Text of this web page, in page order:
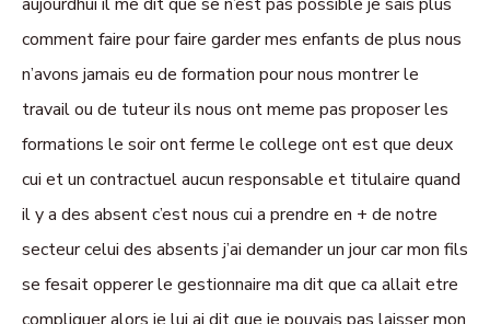
comment faire pour faire garder mes enfants de plus nous
n’avons jamais eu de formation pour nous montrer le
travail ou de tuteur ils nous ont meme pas proposer les
formations le soir ont ferme le college ont est que deux
cui et un contractuel aucun responsable et titulaire quand
il y a des absent c’est nous cui a prendre en + de notre
secteur celui des absents j’ai demander un jour car mon fils
se fesait opperer le gestionnaire ma dit que ca allait etre